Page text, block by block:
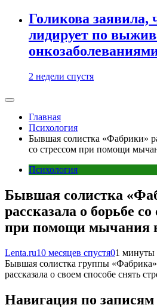
Голикова заявила,
лидирует по
2 недели спустя
Главная
Психология
Бывшая солистка «Фабрики»
со стрессом при помощи
Психология
Бывшая солистка
рассказала о борьбе со
при помощи мычания
Lenta.ru10 месяцев спустя01 минуты
Бывшая солистка группы
рассказала о своем способе снять
Навигация по записям